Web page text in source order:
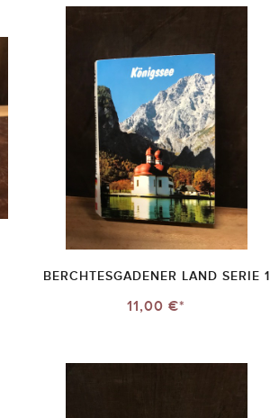
BERCHTESGADENER LAND SERIE 1
11,00 €*